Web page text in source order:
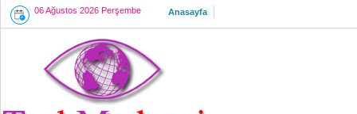
06 Ağustos 2026 Perşembe Anasayfa